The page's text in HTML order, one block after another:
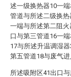
述一级换热器10一
管道与所述二级换
一端与所述第二阻
口与第三管道16一
17与所述升温调湿
第五管道18与废气进
所述吸附区41出口